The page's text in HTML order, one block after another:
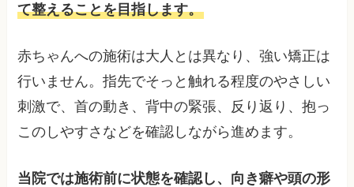
て整えることを目指します。
赤ちゃんへの施術は大人とは異なり、強い矯正は
行いません。指先でそっと触れる程度のやさしい
刺激で、首の動き、背中の緊張、反り返り、抱っ
このしやすさなどを確認しながら進めます。
当院では施術前に状態を確認し、向き癖や頭の形